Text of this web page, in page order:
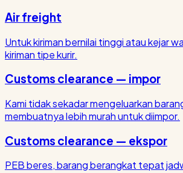
Air freight
Untuk kiriman bernilai tinggi atau kejar
kiriman tipe kurir.
Customs clearance — impor
Kami tidak sekadar mengeluarkan
membuatnya lebih murah untuk diimpor.
Customs clearance — ekspor
PEB beres, barang berangkat tepat